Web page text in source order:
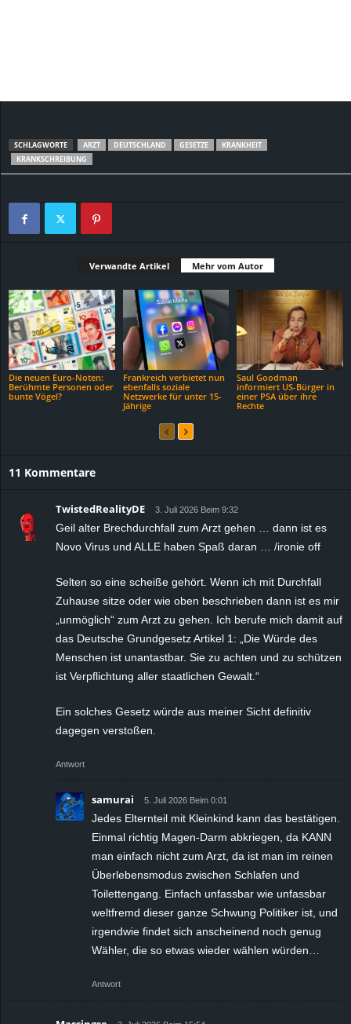
SCHLAGWORTE ARZT DEUTSCHLAND GESETZE
KRANKHEIT
KRANKSCHREIBUNG
Verwandte Artikel Mehr vom Autor
Die neuen Euro-Noten:
Berühmte Personen oder
bunte Vögel?
Frankreich verbietet nun
ebenfalls soziale
Netzwerke für unter 15-
Jährige
Saul Goodman
informiert US-Bürger in
einer PSA über ihre
Rechte
11 Kommentare
TwistedRealityDE 3. Juli 2026 Beim 9:32
Geil alter Brechdurchfall zum Arzt gehen … dann ist es
Novo Virus und ALLE haben Spaß daran … /ironie off
Selten so eine scheiße gehört. Wenn ich mit Durchfall
Zuhause sitze oder wie oben beschrieben dann ist es mir
„unmöglich“ zum Arzt zu gehen. Ich berufe mich damit auf
das Deutsche Grundgesetz Artikel 1: „Die Würde des
Menschen ist unantastbar. Sie zu achten und zu schützen
ist Verpflichtung aller staatlichen Gewalt.“
Ein solches Gesetz würde aus meiner Sicht definitiv
dagegen verstoßen.
Antwort
samurai 5. Juli 2026 Beim 0:01
Jedes Elternteil mit Kleinkind kann das bestätigen.
Einmal richtig Magen-Darm abkriegen, da KANN
man einfach nicht zum Arzt, da ist man im reinen
Überlebensmodus zwischen Schlafen und
Toilettengang. Einfach unfassbar wie unfassbar
weltfremd dieser ganze Schwung Politiker ist, und
irgendwie findet sich anscheinend noch genug
Wähler, die so etwas wieder wählen würden…
Antwort